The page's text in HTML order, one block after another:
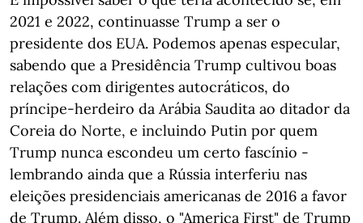
2021 e 2022, continuasse Trump a ser o
presidente dos EUA. Podemos apenas especular,
sabendo que a Presidência Trump cultivou boas
relações com dirigentes autocráticos, do
príncipe-herdeiro da Arábia Saudita ao ditador da
Coreia do Norte, e incluindo Putin por quem
Trump nunca escondeu um certo fascínio -
lembrando ainda que a Rússia interferiu nas
eleições presidenciais americanas de 2016 a favor
de Trump. Além disso, o "America First" de Trump